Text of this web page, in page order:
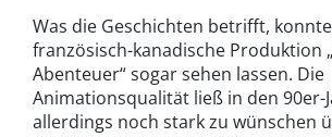
Was die Geschichten betrifft,
französisch-kanadische Produktion
Abenteuer“ sogar sehen lassen. Die
Animationsqualität ließ in den 90er-
allerdings noch stark zu wünschen